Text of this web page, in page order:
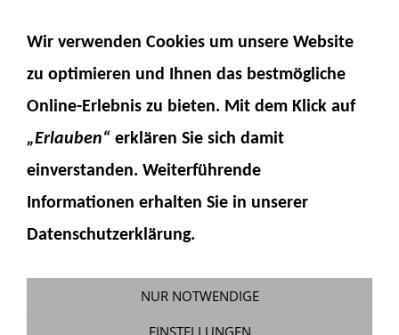
H16-1-6
16 mm Zylinderteile
Wir verwenden Cookies um unsere Website
zu optimieren und Ihnen das bestmögliche
Online-Erlebnis zu bieten. Mit dem Klick auf
„Erlauben“ erklären Sie sich damit
einverstanden. Weiterführende
Informationen erhalten Sie in unserer
Datenschutzerklärung.
NUR NOTWENDIGE
EINSTELLUNGEN